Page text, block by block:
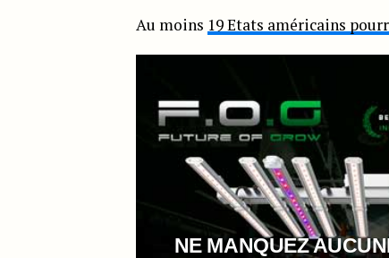
Au moins 19 Etats américains
NE MANQUEZ